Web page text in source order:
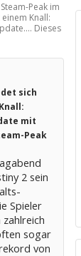
Peak im
Knall:
Dieses
sich
mit
Peak
2 sein
Spieler
sogar
von